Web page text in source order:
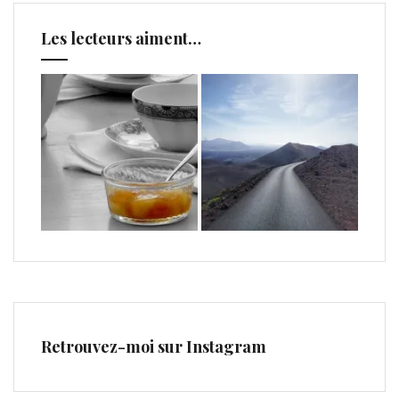
Les lecteurs aiment…
Retrouvez-moi sur Instagram